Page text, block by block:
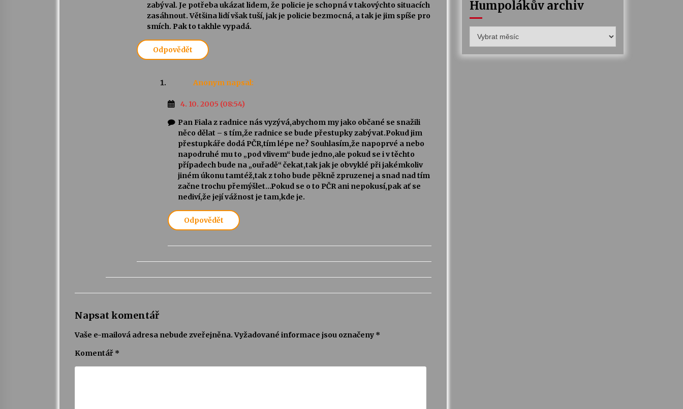
zabýval. Je potřeba ukázat lidem, že policie je schopná v takovýchto situacích
zasáhnout. Většina lidí však tuší, jak je policie bezmocná, a tak je jim spíše pro
smích. Pak to takhle vypadá.
Odpovědět
Anonym napsal:
4. 10. 2005 (08:54)
Pan Fiala z radnice nás vyzývá,abychom my jako občané se snažili
něco dělat – s tím,že radnice se bude přestupky zabývat.Pokud jim
přestupkáře dodá PČR,tím lépe ne? Souhlasím,že napoprvé a nebo
napodruhé mu to „pod vlivem“ bude jedno,ale pokud se i v těchto
případech bude na „ouřadě“ čekat,tak jak je obvyklé při jakémkoliv
jiném úkonu tamtéž,tak z toho bude pěkně zpruzenej a snad nad tím
začne trochu přemýšlet…Pokud se o to PČR ani nepokusí,pak ať se
nediví,že její vážnost je tam,kde je.
Odpovědět
Napsat komentář
Vaše e-mailová adresa nebude zveřejněna. Vyžadované informace jsou označeny *
Komentář *
Humpolákův archiv
archiv